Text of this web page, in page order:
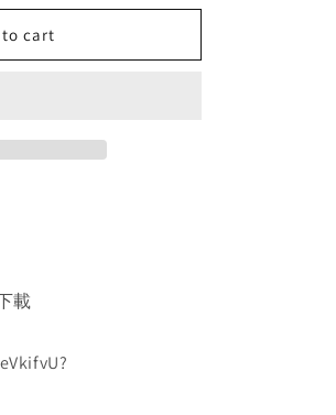
to cart
載